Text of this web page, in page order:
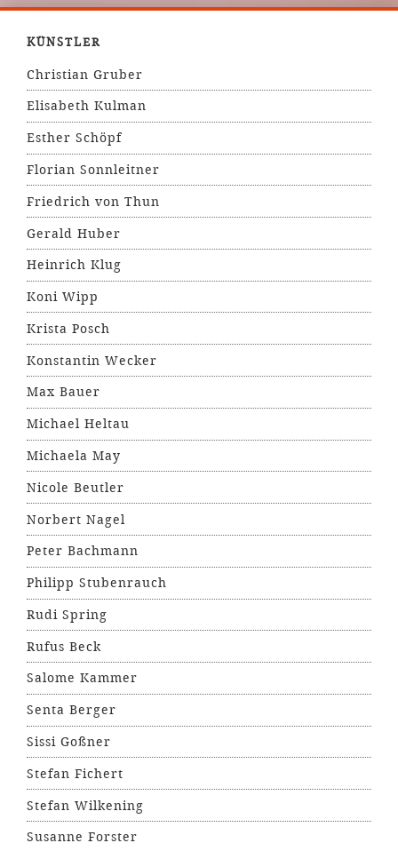
KÜNSTLER
Christian Gruber
Elisabeth Kulman
Esther Schöpf
Florian Sonnleitner
Friedrich von Thun
Gerald Huber
Heinrich Klug
Koni Wipp
Krista Posch
Konstantin Wecker
Max Bauer
Michael Heltau
Michaela May
Nicole Beutler
Norbert Nagel
Peter Bachmann
Philipp Stubenrauch
Rudi Spring
Rufus Beck
Salome Kammer
Senta Berger
Sissi Goßner
Stefan Fichert
Stefan Wilkening
Susanne Forster